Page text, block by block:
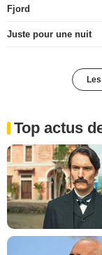
Fjord
Juste pour une nuit
Top actus